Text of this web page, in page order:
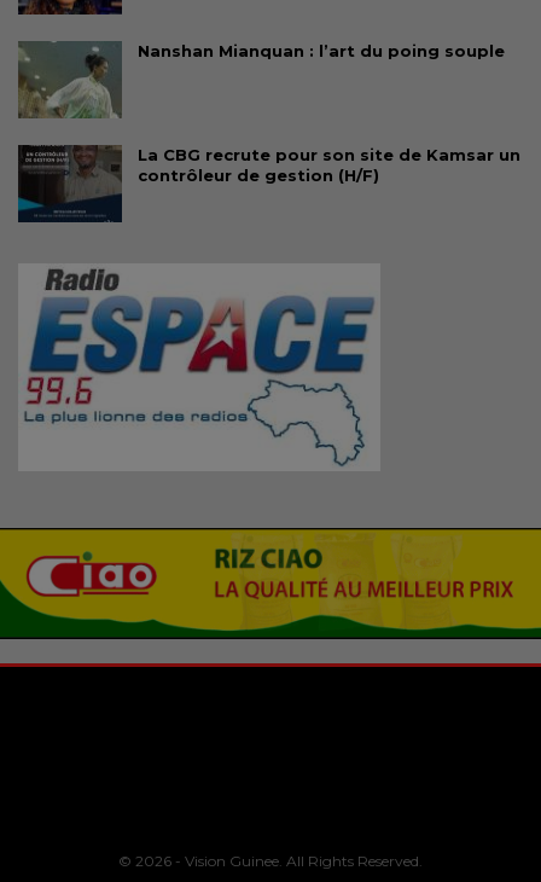
Nanshan Mianquan : l’art du poing souple
La CBG recrute pour son site de Kamsar un
contrôleur de gestion (H/F)
© 2026 - Vision Guinee. All Rights Reserved.